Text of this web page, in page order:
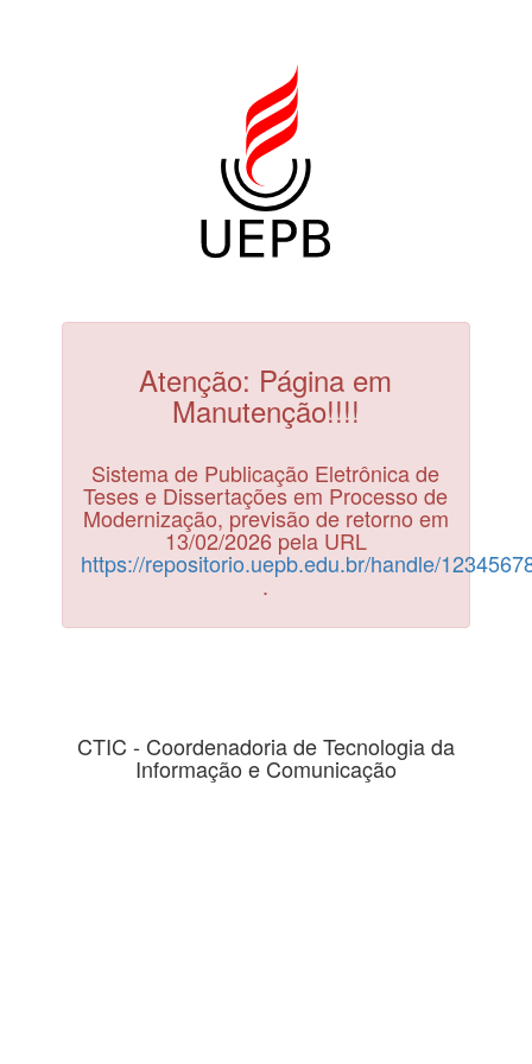
Atenção: Página em
Manutenção!!!!
Sistema de Publicação Eletrônica de
Teses e Dissertações em Processo de
Modernização, previsão de retorno em
13/02/2026 pela URL
https://repositorio.uepb.edu.br/handle/
.
CTIC - Coordenadoria de Tecnologia da
Informação e Comunicação